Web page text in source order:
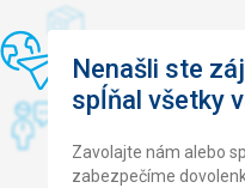
Google Translate
Nenašli ste
spĺňal všetky
Zavolajte nám alebo
zabezpečíme